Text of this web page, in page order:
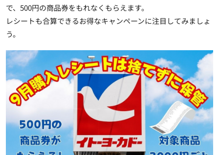
で、500円の商品券をもれなくもらえます。
レシートも合算できるお得なキャンペーンに注目してみましょ
う。